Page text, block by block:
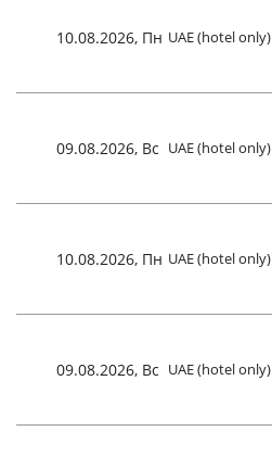
10.08.2026, Пн UAE (hotel only)
09.08.2026, Вс UAE (hotel only)
10.08.2026, Пн UAE (hotel only)
09.08.2026, Вс UAE (hotel only)